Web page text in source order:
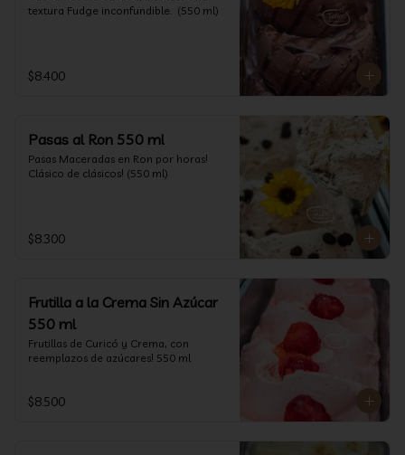
textura Fudge inconfundible.  (550 ml)
$8.400
Pasas al Ron 550 ml
Pasas Maceradas en Ron por horas!
Clásico de clásicos! (550 ml)
$8.300
Frutilla a la Crema Sin Azúcar
550 ml
Frutillas de Curicó y Crema, con
reemplazos de azúcares! 550 ml
$8.500